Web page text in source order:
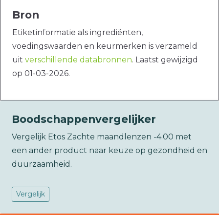
Bron
Etiketinformatie als ingrediënten,
voedingswaarden en keurmerken is verzameld
uit verschillende databronnen. Laatst gewijzigd
op 01-03-2026.
Boodschappenvergelijker
Vergelijk Etos Zachte maandlenzen -4.00 met
een ander product naar keuze op gezondheid en
duurzaamheid.
Vergelijk